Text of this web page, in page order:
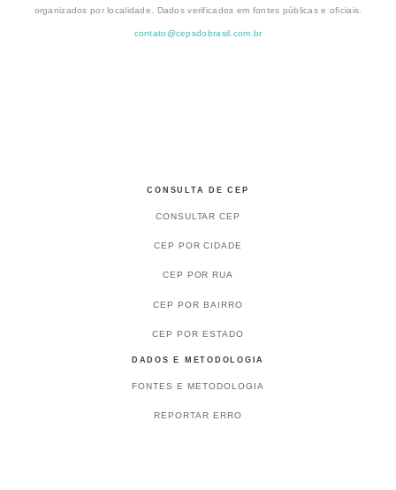
organizados por localidade. Dados verificados em fontes públicas e oficiais.
contato@cepsdobrasil.com.br
CONSULTA DE CEP
CONSULTAR CEP
CEP POR CIDADE
CEP POR RUA
CEP POR BAIRRO
CEP POR ESTADO
DADOS E METODOLOGIA
FONTES E METODOLOGIA
REPORTAR ERRO